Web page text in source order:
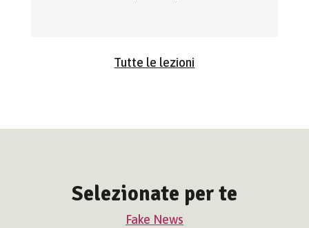
Tutte le lezioni
Selezionate per te
Fake News